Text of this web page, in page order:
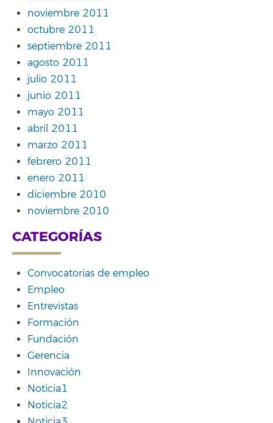
noviembre 2011
octubre 2011
septiembre 2011
agosto 2011
julio 2011
junio 2011
mayo 2011
abril 2011
marzo 2011
febrero 2011
enero 2011
diciembre 2010
noviembre 2010
CATEGORÍAS
Convocatorias de empleo
Empleo
Entrevistas
Formación
Fundación
Gerencia
Innovación
Noticia1
Noticia2